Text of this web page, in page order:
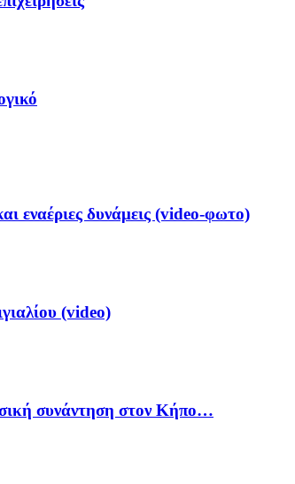
εναέριες δυνάμεις (video-φωτο)
(video)
συνάντηση στον Κήπο…